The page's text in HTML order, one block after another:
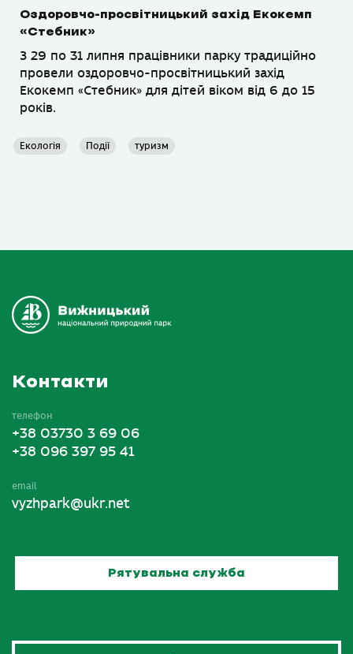
Оздоровчо-просвітницький захід Екокемп
«Стебник»
З 29 по 31 липня працівники парку традиційно
провели оздоровчо-просвітницький захід
Екокемп «Стебник» для дітей віком від 6 до 15
років.
Екологія Події туризм
Контакти
телефон
+38 03730 3 69 06
+38 096 397 95 41
email
vyzhpark@ukr.net
Рятувальна служба